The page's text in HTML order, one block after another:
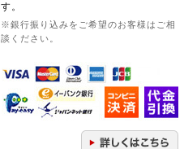
す。
※銀行振り込みをご希望のお客様はご相
談ください。